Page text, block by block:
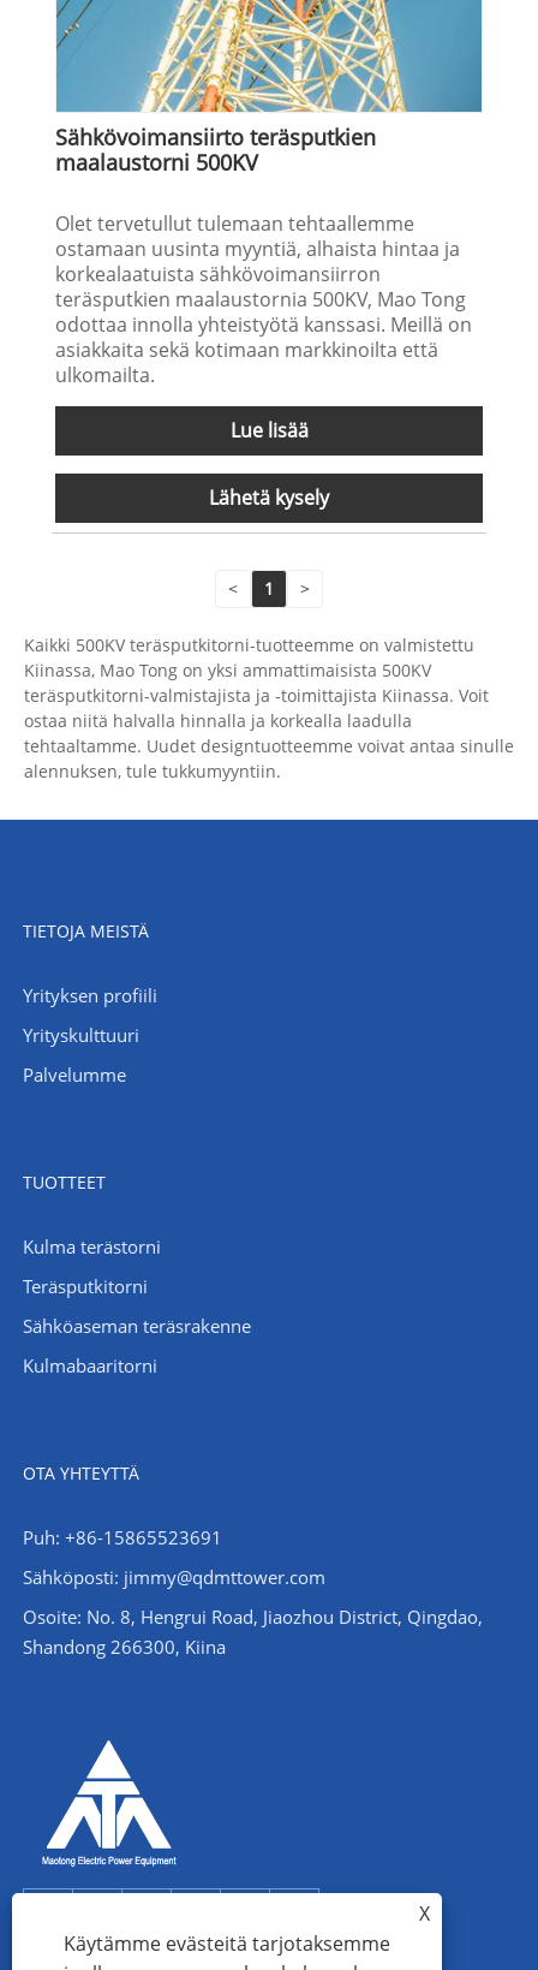
Sähkövoimansiirto teräsputkien
maalaustorni 500KV
Olet tervetullut tulemaan tehtaallemme
ostamaan uusinta myyntiä, alhaista hintaa ja
korkealaatuista sähkövoimansiirron
teräsputkien maalaustornia 500KV, Mao Tong
odottaa innolla yhteistyötä kanssasi. Meillä on
asiakkaita sekä kotimaan markkinoilta että
ulkomailta.
Lue lisää
Lähetä kysely
< 1 >
Kaikki 500KV teräsputkitorni-tuotteemme on valmistettu
Kiinassa, Mao Tong on yksi ammattimaisista 500KV
teräsputkitorni-valmistajista ja -toimittajista Kiinassa. Voit
ostaa niitä halvalla hinnalla ja korkealla laadulla
tehtaaltamme. Uudet designtuotteemme voivat antaa sinulle
alennuksen, tule tukkumyyntiin.
TIETOJA MEISTÄ
Yrityksen profiili
Yrityskulttuuri
Palvelumme
TUOTTEET
Kulma terästorni
Teräsputkitorni
Sähköaseman teräsrakenne
Kulmabaaritorni
OTA YHTEYTTÄ
Puh: +86-15865523691
Sähköposti: jimmy@qdmttower.com
Osoite: No. 8, Hengrui Road, Jiaozhou District, Qingdao,
Shandong 266300, Kiina
X
Käytämme evästeitä tarjotaksemme